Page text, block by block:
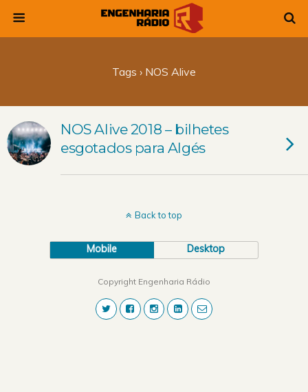
Tags › NOS Alive
NOS Alive 2018 – bilhetes
esgotados para Algés
Back to top
Mobile Desktop
Copyright Engenharia Rádio